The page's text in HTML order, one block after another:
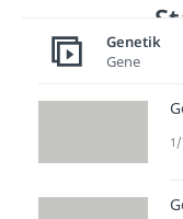
Genetik
Gene